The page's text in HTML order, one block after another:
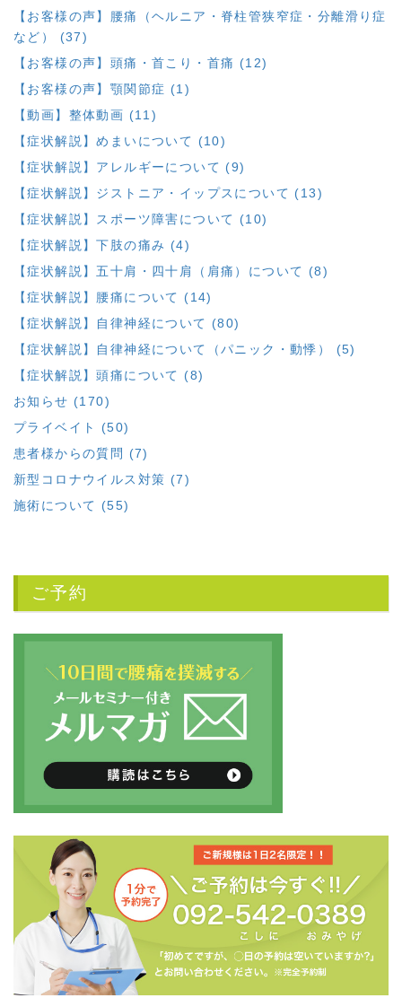
【お客様の声】腰痛（ヘルニア・脊柱管狭窄症・分離滑り症
など） (37)
【お客様の声】頭痛・首こり・首痛 (12)
【お客様の声】顎関節症 (1)
【動画】整体動画 (11)
【症状解説】めまいについて (10)
【症状解説】アレルギーについて (9)
【症状解説】ジストニア・イップスについて (13)
【症状解説】スポーツ障害について (10)
【症状解説】下肢の痛み (4)
【症状解説】五十肩・四十肩（肩痛）について (8)
【症状解説】腰痛について (14)
【症状解説】自律神経について (80)
【症状解説】自律神経について（パニック・動悸） (5)
【症状解説】頭痛について (8)
お知らせ (170)
プライベイト (50)
患者様からの質問 (7)
新型コロナウイルス対策 (7)
施術について (55)
ご予約